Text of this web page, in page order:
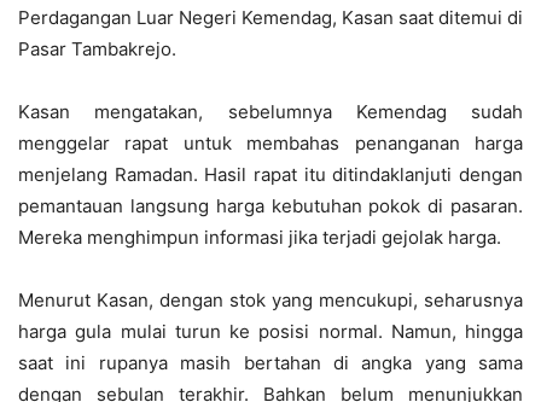
Perdagangan Luar Negeri Kemendag, Kasan saat ditemui di
Pasar Tambakrejo.
Kasan mengatakan, sebelumnya Kemendag sudah
menggelar rapat untuk membahas penanganan harga
menjelang Ramadan. Hasil rapat itu ditindaklanjuti dengan
pemantauan langsung harga kebutuhan pokok di pasaran.
Mereka menghimpun informasi jika terjadi gejolak harga.
Menurut Kasan, dengan stok yang mencukupi, seharusnya
harga gula mulai turun ke posisi normal. Namun, hingga
saat ini rupanya masih bertahan di angka yang sama
dengan sebulan terakhir. Bahkan belum menunjukkan